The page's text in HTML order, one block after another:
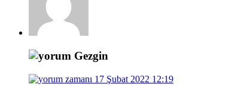
Gezgin
17 Şubat 2022 12:19